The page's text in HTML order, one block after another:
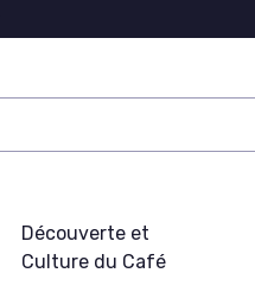
Découverte et
Culture du Café